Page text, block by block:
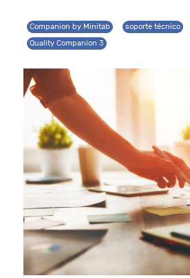
Companion by Minitab soporte técnico
Quality Companion 3